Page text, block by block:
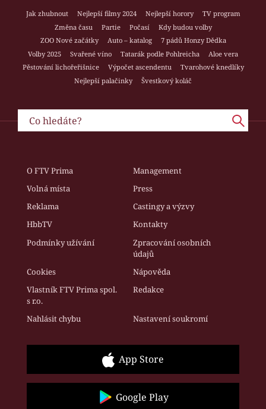
Jak zhubnout Nejlepší filmy 2024 Nejlepší horory
TV program
Změna času
Partie Počasí
Kdy budou volby
ZOO Nové začátky
Auto – katalog
7 pádů Honzy Dědka
Volby 2025
Svařené víno Tatarák podle Pohlreicha
Aloe vera
Pěstování lichořeřišnice
Výpočet ascendentu
Tvarohové knedlíky
Nejlepší palačinky
Švestkový koláč
O FTV Prima
Management
Volná místa
Press
Reklama
Castingy a výzvy
HbbTV
Kontakty
Podmínky užívání
Zpracování osobních
údajů
Cookies
Nápověda
Vlastník FTV Prima spol.
s r.o.
Redakce
Nahlásit chybu Nastavení soukromí
App Store
Google Play